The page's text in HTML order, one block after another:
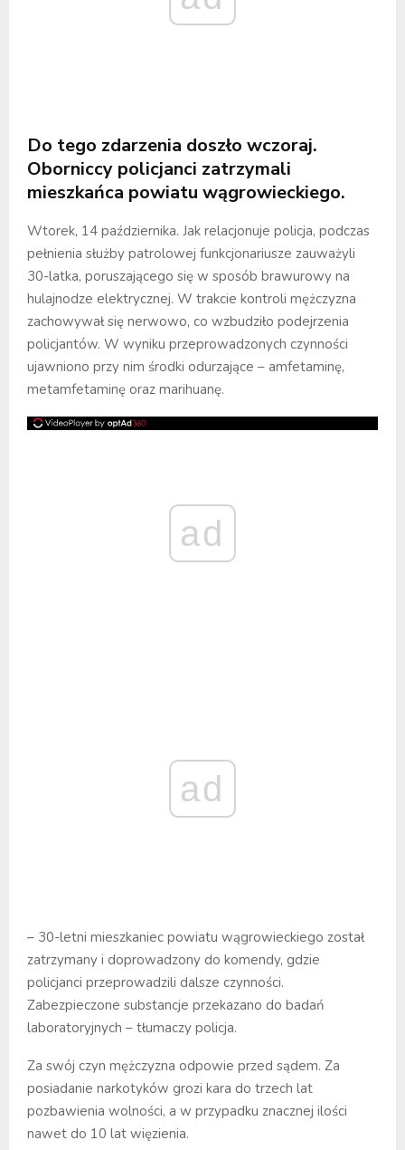
Do tego zdarzenia doszło wczoraj.
Oborniccy policjanci zatrzymali
mieszkańca powiatu wągrowieckiego.
Wtorek, 14 października. Jak relacjonuje policja, podczas
pełnienia służby patrolowej funkcjonariusze zauważyli
30-latka, poruszającego się w sposób brawurowy na
hulajnodze elektrycznej. W trakcie kontroli mężczyzna
zachowywał się nerwowo, co wzbudziło podejrzenia
policjantów. W wyniku przeprowadzonych czynności
ujawniono przy nim środki odurzające – amfetaminę,
metamfetaminę oraz marihuanę.
ad
ad
– 30-letni mieszkaniec powiatu wągrowieckiego został
zatrzymany i doprowadzony do komendy, gdzie
policjanci przeprowadzili dalsze czynności.
Zabezpieczone substancje przekazano do badań
laboratoryjnych – tłumaczy policja.
Za swój czyn mężczyzna odpowie przed sądem. Za
posiadanie narkotyków grozi kara do trzech lat
pozbawienia wolności, a w przypadku znacznej ilości
nawet do 10 lat więzienia.